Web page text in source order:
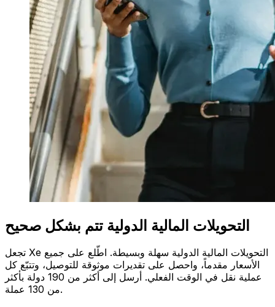
التحويلات المالية الدولية تتم بشكل صحيح
تجعل Xe التحويلات المالية الدولية سهلة وبسيطة. اطّلع على جميع
الأسعار مقدماً، واحصل على تقديرات موثوقة للتوصيل، وتتبّع كل
عملية نقل في الوقت الفعلي. أرسل إلى أكثر من 190 دولة بأكثر
من 130 عملة.